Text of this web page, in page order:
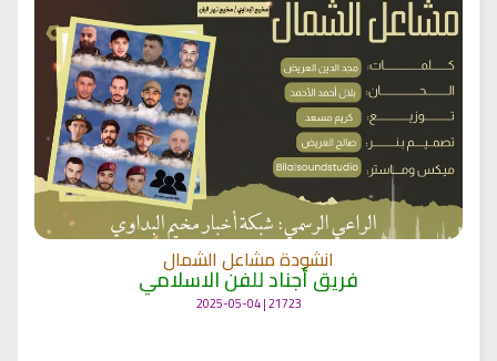
انشودة مشاعل الشمال
فريق أجناد للفن الاسلامي
21723 | 2025-05-04